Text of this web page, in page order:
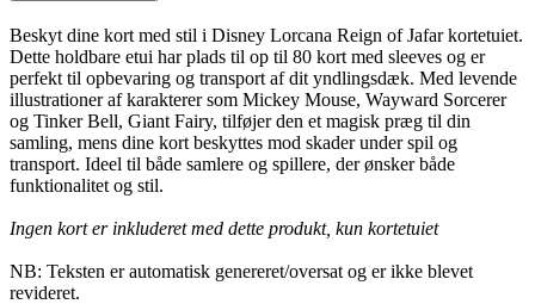
Beskyt dine kort med stil i Disney Lorcana Reign of Jafar kortetuiet.
Dette holdbare etui har plads til op til 80 kort med sleeves og er
perfekt til opbevaring og transport af dit yndlingsdæk. Med levende
illustrationer af karakterer som Mickey Mouse, Wayward Sorcerer
og Tinker Bell, Giant Fairy, tilføjer den et magisk præg til din
samling, mens dine kort beskyttes mod skader under spil og
transport. Ideel til både samlere og spillere, der ønsker både
funktionalitet og stil.
Ingen kort er inkluderet med dette produkt, kun kortetuiet
NB: Teksten er automatisk genereret/oversat og er ikke blevet
revideret.